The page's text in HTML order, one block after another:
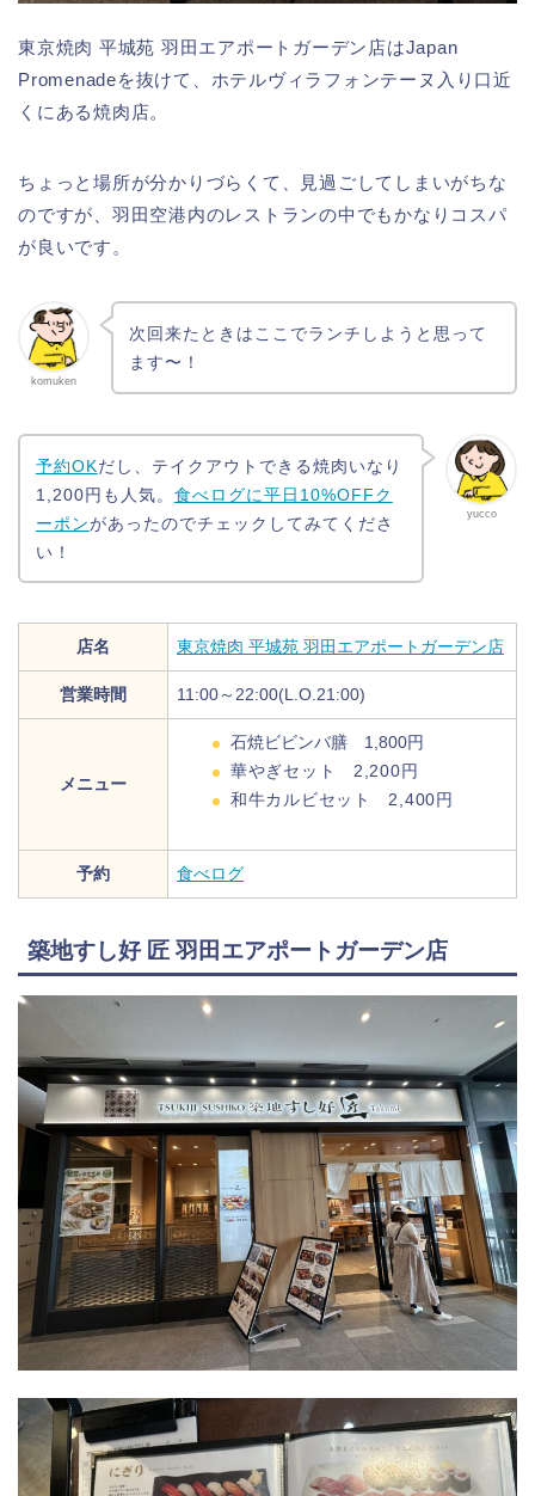
東京焼肉 平城苑 羽田エアポートガーデン店はJapan
Promenadeを抜けて、ホテルヴィラフォンテーヌ入り口近
くにある焼肉店。
ちょっと場所が分かりづらくて、見過ごしてしまいがちな
のですが、羽田空港内のレストランの中でもかなりコスパ
が良いです。
komuken
次回来たときはここでランチしようと思って
ます〜！
yucco
予約OKだし、テイクアウトできる焼肉いなり
1,200円も人気。 食べログに平日10%OFFク
ーポンがあったのでチェックしてみてくださ
い！
店名 東京焼肉 平城苑 羽田エアポートガーデン店
営業時間 11:00～22:00(L.O.21:00)
メニュー
石焼ビビンバ膳 1,800円
華やぎセット 2,200円
和牛カルビセット 2,400円
予約 食べログ
築地すし好 匠 羽田エアポートガーデン店